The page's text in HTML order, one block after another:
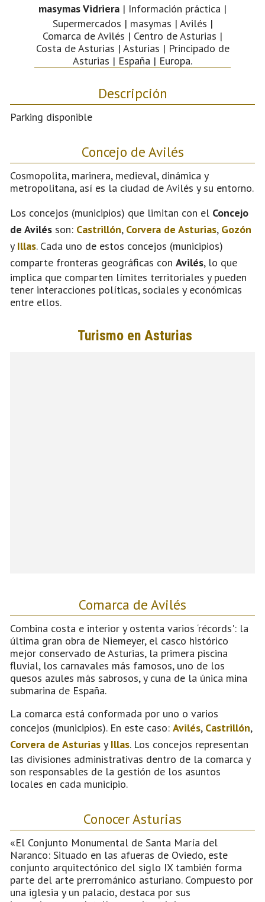
masymas Vidriera | Información práctica |
Supermercados | masymas | Avilés |
Comarca de Avilés | Centro de Asturias |
Costa de Asturias | Asturias | Principado de
Asturias | España | Europa.
Descripción
Parking disponible
Concejo de Avilés
Cosmopolita, marinera, medieval, dinámica y
metropolitana, así es la ciudad de Avilés y su entorno.
Los concejos (municipios) que limitan con el Concejo
de Avilés son: Castrillón, Corvera de Asturias, Gozón
y Illas. Cada uno de estos concejos (municipios)
comparte fronteras geográficas con Avilés, lo que
implica que comparten límites territoriales y pueden
tener interacciones políticas, sociales y económicas
entre ellos.
Comarca de Avilés
Combina costa e interior y ostenta varios ‘récords': la
última gran obra de Niemeyer, el casco histórico
mejor conservado de Asturias, la primera piscina
fluvial, los carnavales más famosos, uno de los
quesos azules más sabrosos, y cuna de la única mina
submarina de España.
La comarca está conformada por uno o varios
concejos (municipios). En este caso: Avilés, Castrillón,
Corvera de Asturias y Illas. Los concejos representan
las divisiones administrativas dentro de la comarca y
son responsables de la gestión de los asuntos
locales en cada municipio.
Conocer Asturias
«El Conjunto Monumental de Santa María del
Naranco: Situado en las afueras de Oviedo, este
conjunto arquitectónico del siglo IX también forma
parte del arte prerrománico asturiano. Compuesto por
una iglesia y un palacio, destaca por sus